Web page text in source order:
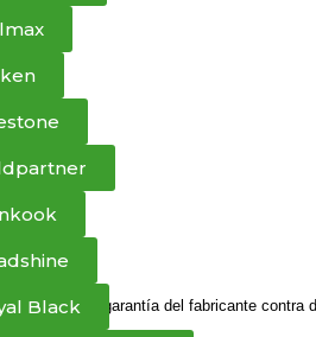
Black
cuentan con garantía del fabricante contra
uso.